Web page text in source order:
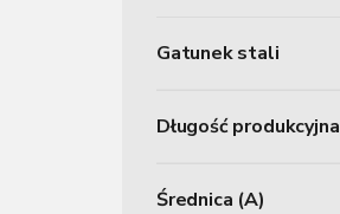
Długość produkcyjna
Gatunek stali
Średnica (A)